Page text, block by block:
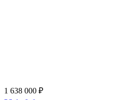
1 638 000 ₽